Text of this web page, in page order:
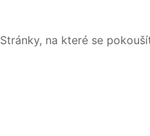
Stránky, na které se